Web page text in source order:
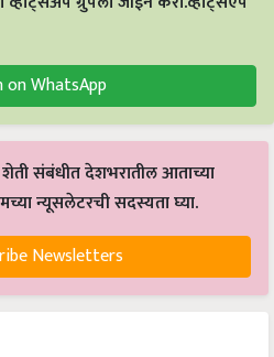
on WhatsApp
संबंधीत देशभरातील आताच्या
न्यूसलेटरची सदस्यता घ्या.
Newsletters